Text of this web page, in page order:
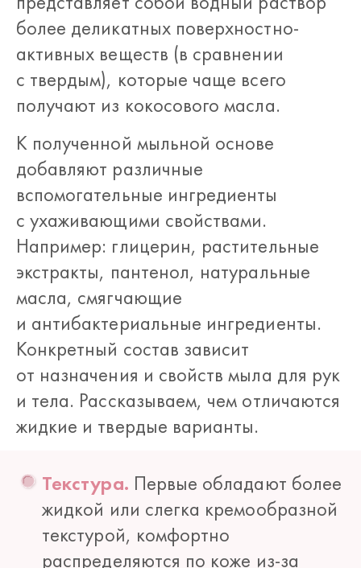
более деликатных поверхностно-
активных веществ (в сравнении
с твердым), которые чаще всего
получают из кокосового масла.
К полученной мыльной основе
добавляют различные
вспомогательные ингредиенты
с ухаживающими свойствами.
Например: глицерин, растительные
экстракты, пантенол, натуральные
масла, смягчающие
и антибактериальные ингредиенты.
Конкретный состав зависит
от назначения и свойств мыла для рук
и тела. Рассказываем, чем отличаются
жидкие и твердые варианты.
Текстура. Первые обладают более
жидкой или слегка кремообразной
текстурой, комфортно
распределяются по коже из-за